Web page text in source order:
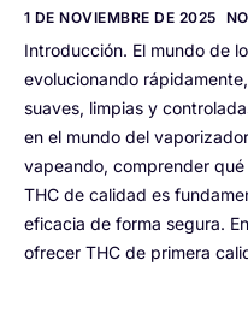
1 DE NOVIEMBRE DE 2025
Introducción. El mundo de
evolucionando
suaves, limpias y
en el mundo del
vapeando, comprender
THC de calidad es
eficacia de forma segura.
ofrecer THC de primera